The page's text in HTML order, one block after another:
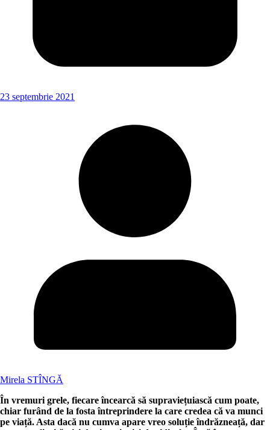
23 septembrie 2021
Mirela STÎNGĂ
În vremuri grele, fiecare încearcă să supraviețuiască cum poate,
chiar furând de la fosta întreprindere la care credea că va munci
pe viață. Asta dacă nu cumva apare vreo soluție îndrăzneață, dar